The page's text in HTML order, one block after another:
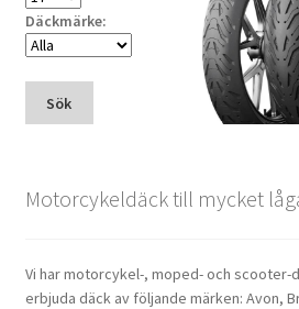
Däckmärke:
Sök
Motorcykeldäck till mycket
Vi har motorcykel-, moped- och scooter-
erbjuda däck av följande märken: Avon,